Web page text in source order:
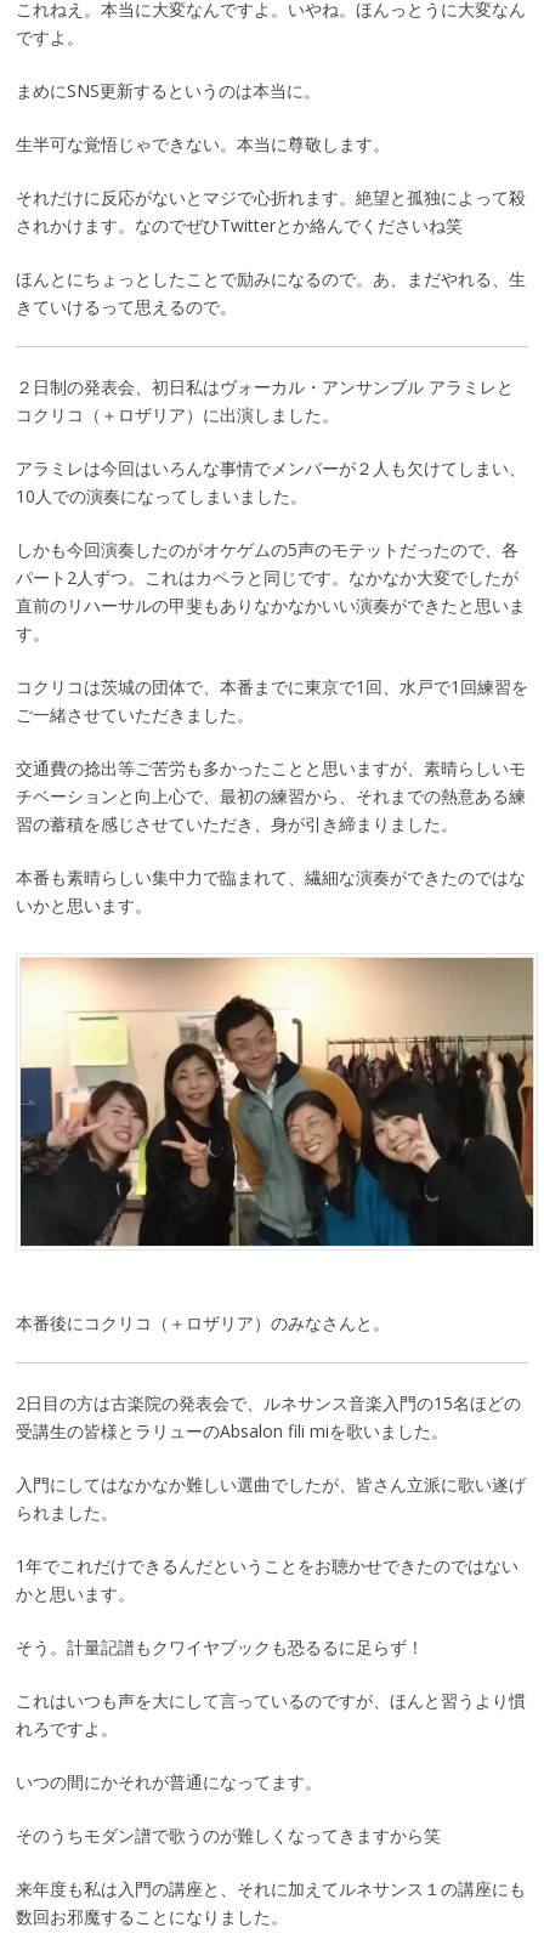
これねえ。本当に大変なんですよ。いやね。ほんっとうに大変なん
ですよ。
まめにSNS更新するというのは本当に。
生半可な覚悟じゃできない。本当に尊敬します。
それだけに反応がないとマジで心折れます。絶望と孤独によって殺
されかけます。なのでぜひTwitterとか絡んでくださいね笑
ほんとにちょっとしたことで励みになるので。あ、まだやれる、生
きていけるって思えるので。
２日制の発表会、初日私はヴォーカル・アンサンブル アラミレと
コクリコ（＋ロザリア）に出演しました。
アラミレは今回はいろんな事情でメンバーが２人も欠けてしまい、
10人での演奏になってしまいました。
しかも今回演奏したのがオケゲムの5声のモテットだったので、各
パート2人ずつ。これはカペラと同じです。なかなか大変でしたが
直前のリハーサルの甲斐もありなかなかいい演奏ができたと思いま
す。
コクリコは茨城の団体で、本番までに東京で1回、水戸で1回練習を
ご一緒させていただきました。
交通費の捻出等ご苦労も多かったことと思いますが、素晴らしいモ
チベーションと向上心で、最初の練習から、それまでの熱意ある練
習の蓄積を感じさせていただき、身が引き締まりました。
本番も素晴らしい集中力で臨まれて、繊細な演奏ができたのではな
いかと思います。
本番後にコクリコ（＋ロザリア）のみなさんと。
2日目の方は古楽院の発表会で、ルネサンス音楽入門の15名ほどの
受講生の皆様とラリューのAbsalon fili miを歌いました。
入門にしてはなかなか難しい選曲でしたが、皆さん立派に歌い遂げ
られました。
1年でこれだけできるんだということをお聴かせできたのではない
かと思います。
そう。計量記譜もクワイヤブックも恐るるに足らず！
これはいつも声を大にして言っているのですが、ほんと習うより慣
れろですよ。
いつの間にかそれが普通になってます。
そのうちモダン譜で歌うのが難しくなってきますから笑
来年度も私は入門の講座と、それに加えてルネサンス１の講座にも
数回お邪魔することになりました。